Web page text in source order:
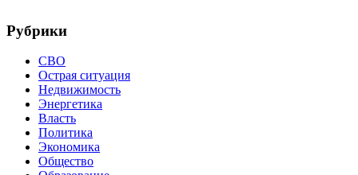
Рубрики
СВО
Острая ситуация
Недвижимость
Энергетика
Власть
Политика
Экономика
Общество